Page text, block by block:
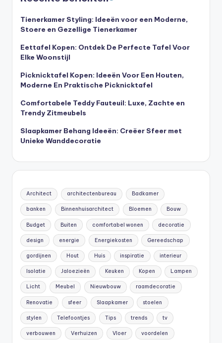
Tienerkamer Styling: Ideeën voor een Moderne,
Stoere en Gezellige Tienerkamer
Eettafel Kopen: Ontdek De Perfecte Tafel Voor
Elke Woonstijl
Picknicktafel Kopen: Ideeën Voor Een Houten,
Moderne En Praktische Picknicktafel
Comfortabele Teddy Fauteuil: Luxe, Zachte en
Trendy Zitmeubels
Slaapkamer Behang Ideeën: Creëer Sfeer met
Unieke Wanddecoratie
Architect architectenbureau Badkamer
banken Binnenhuisarchitect Bloemen Bouw
Budget Buiten comfortabel wonen decoratie
design energie Energiekosten Gereedschap
gordijnen Hout Huis inspiratie interieur
Isolatie Jaloezieën Keuken Kopen Lampen
Licht Meubel Nieuwbouw raamdecoratie
Renovatie sfeer Slaapkamer stoelen
stylen Telefoontjes Tips trends tv
verbouwen Verhuizen Vloer voordelen